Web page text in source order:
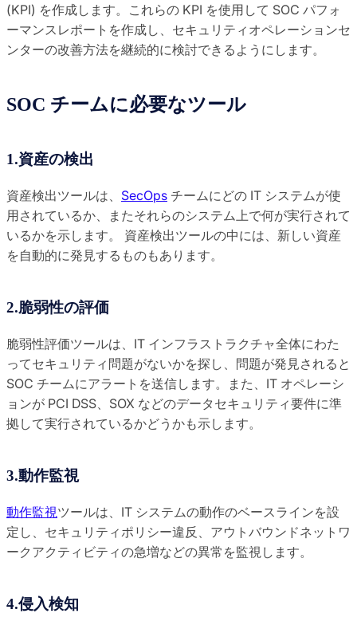
(KPI) を作成します。これらの KPI を使用して SOC パフォ
ーマンスレポートを作成し、セキュリティオペレーションセ
ンターの改善方法を継続的に検討できるようにします。
SOC チームに必要なツール
1.資産の検出
資産検出ツールは、 SecOps チームにどの IT システムが使
用されているか、またそれらのシステム上で何が実行されて
いるかを示します。 資産検出ツールの中には、新しい資産
を自動的に発見するものもあります。
2.脆弱性の評価
脆弱性評価ツールは、IT インフラストラクチャ全体にわた
ってセキュリティ問題がないかを探し、問題が発見されると
SOC チームにアラートを送信します。また、IT オペレーシ
ョンが PCI DSS、SOX などのデータセキュリティ要件に準
拠して実行されているかどうかも示します。
3.動作監視
動作監視ツールは、IT システムの動作のベースラインを設
定し、セキュリティポリシー違反、アウトバウンドネットワ
ークアクティビティの急増などの異常を監視します。
4.侵入検知